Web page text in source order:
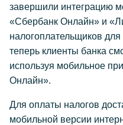
завершили интеграцию
«Сбербанк Онлайн» и
налогоплательщиков
теперь клиенты банка
используя мобильное
Онлайн».
Для оплаты налогов
мобильной версии